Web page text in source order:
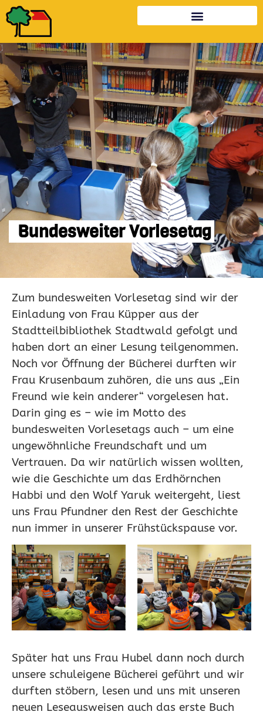
Bundesweiter Vorlesetag
Zum bundesweiten Vorlesetag sind wir der
Einladung von Frau Küpper aus der
Stadtteilbibliothek Stadtwald gefolgt und
haben dort an einer Lesung teilgenommen.
Noch vor Öffnung der Bücherei durften wir
Frau Krusenbaum zuhören, die uns aus „Ein
Freund wie kein anderer“ vorgelesen hat.
Darin ging es – wie im Motto des
bundesweiten Vorlesetags auch – um eine
ungewöhnliche Freundschaft und um
Vertrauen. Da wir natürlich wissen wollten,
wie die Geschichte um das Erdhörnchen
Habbi und den Wolf Yaruk weitergeht, liest
uns Frau Pfundner den Rest der Geschichte
nun immer in unserer Frühstückspause vor.
Später hat uns Frau Hubel dann noch durch
unsere schuleigene Bücherei geführt und wir
durften stöbern, lesen und uns mit unseren
neuen Leseausweisen auch das erste Buch